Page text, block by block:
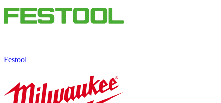
Festool